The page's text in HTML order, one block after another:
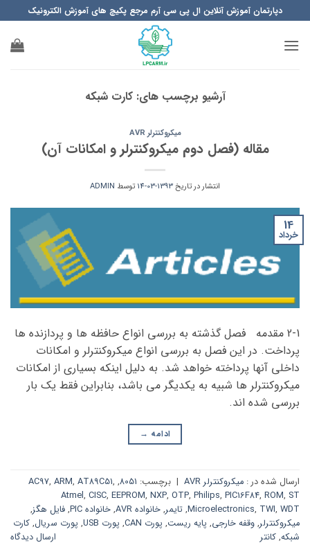
to
content
دپارتمان آموزش آنلاین ال پی سی آرم مرجع پکیچ های آموزش الکترونیک
آرشیو برچسب های:کارت شبکه
میکروکنترلر AVR
مقاله (فصل دوم میکروکنترلر و امکانات آن)
انتشار در تاریخ1393-03-14 توسط ADMIN
14
خرداد
2-1 مقدمه فصل گذشته به بررسی انواع حافظه ها و پردازنده ها
پرداخت. در این فصل به بررسی انواع میکروکنترلر و امکانات
داخلی آنها پرداخته خواهد شد. به دلیل اینکه بسیاری از امکانات
میکروکنترلر ها شبیه به یکدیگر می باشد، بنابراین فقط یک بار
بررسی شده اند.
ادامه →
ارسال شده در : میکروکنترلر AVR | برچسب: 8051
,
AC97, ARM, AT89C51,
Atmel, CISC, EEPROM, NXP, OTP, Philips, PIC16F84, ROM, ST
Microelectronics, TWI, WDT
, تایمر, خانواده AVR , خانواده PIC , فایل هگز,
میکروکنترلر, وقفه خارجی, پایه ریست, پورت CAN , پورت USB , پورت سریال, کارت
شبکه, کانتر ارسال دیدگاه